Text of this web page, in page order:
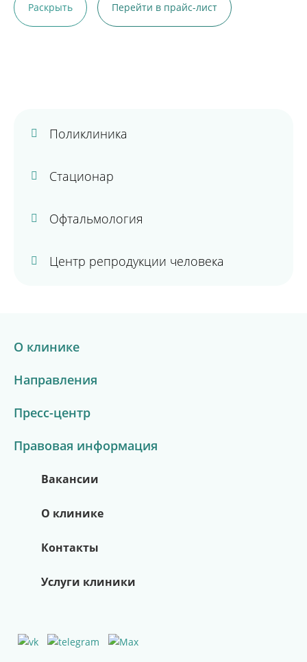
Раскрыть Перейти в прайс-лист
Поликлиника
Стационар
Офтальмология
Центр репродукции человека
О клинике
Направления
Пресс-центр
Правовая информация
Вакансии
О клинике
Контакты
Услуги клиники